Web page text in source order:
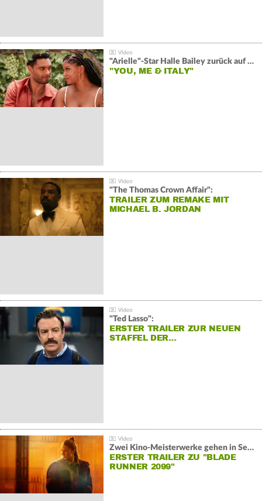
"Arielle"-Star Halle Bailey zurück auf der Leinwand:
"YOU, ME & ITALY"
"The Thomas Crown Affair":
TRAILER ZUM REMAKE MIT
MICHAEL B. JORDAN
"Ted Lasso":
ERSTER TRAILER ZUR NEUEN
STAFFEL DER…
Zwei Kino-Meisterwerke gehen in Serie:
ERSTER TRAILER ZU "BLADE
RUNNER 2099"